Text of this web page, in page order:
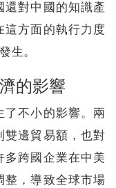
還對中國的知識產
方面的執行力度
生。
的影響
了不小的影響。兩
雙邊貿易額，也對
跨國企業在中美
整，導致全球市場